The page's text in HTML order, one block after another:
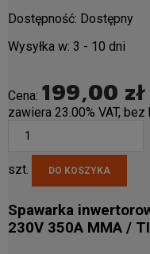
Dostępność: Dostępny
Wysyłka w: 3 - 10 dni
Cena: 199,00 zł
zawiera 23.00% VAT,
szt. DO KOSZYKA
Spawarka
230V 350A MMA /